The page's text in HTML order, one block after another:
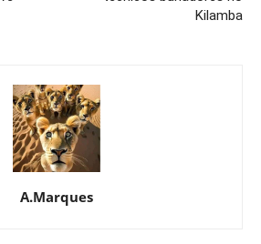
Kilamba
A.Marques